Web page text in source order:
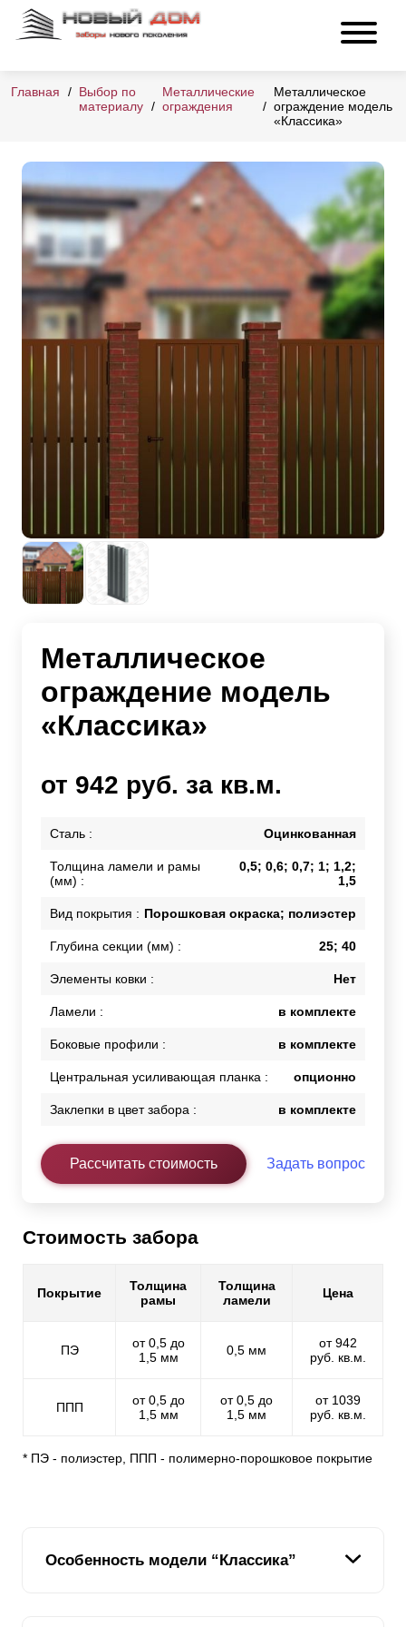
Главная
Выбор по
материалу
Металлические
ограждения
Металлическое
ограждение модель
«Классика»
Металлическое
ограждение модель
«Классика»
от 942 руб. за кв.м.
Сталь : Оцинкованная
Толщина ламели и рамы
(мм) :
0,5; 0,6; 0,7; 1; 1,2;
1,5
Вид покрытия : Порошковая окраска; полиэстер
Глубина секции (мм) : 25; 40
Элементы ковки : Нет
Ламели : в комплекте
Боковые профили : в комплекте
Центральная усиливающая планка : опционно
Заклепки в цвет забора : в комплекте
Рассчитать стоимость Задать вопрос
Стоимость забора
Покрытие
Толщина
рамы
Толщина
ламели
Цена
ПЭ
от 0,5 до
1,5 мм
0,5 мм
от 942
руб. кв.м.
ППП
от 0,5 до
1,5 мм
от 0,5 до
1,5 мм
от 1039
руб. кв.м.
* ПЭ - полиэстер, ППП - полимерно-порошковое покрытие
Особенность модели “Классика”